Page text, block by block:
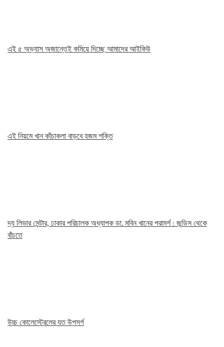
এই ৫ অভ্যাস অজান্তেই কমিয়ে দিচ্ছে আমাদের আইকিউ
এই নিয়মে খান কাঁচাকলা বাড়বে হজম শক্তি
দ্য লিভার সেন্টার, ঢাকার পরিচালক অধ্যাপক ডা. মবিন খানের পরামর্শ : জন্ডিস থেকে
বাঁচতে
উচ্চ কোলেস্টেরলের যত উপসর্গ